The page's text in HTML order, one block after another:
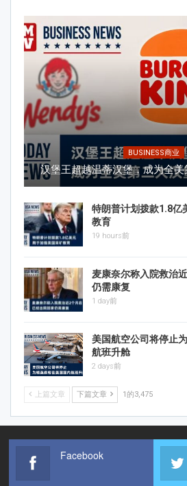
BUSINESS商业
汉堡王超越温蒂汉堡，成为全
特朗普计划拨款1.8亿
教育
19 hours前
麦康奈尔称入院救治
仍需康复
1 day前
美国航空公司将停止
航班升舱
2 days前
上篇文章 下篇文章 1的3,475
Facebook